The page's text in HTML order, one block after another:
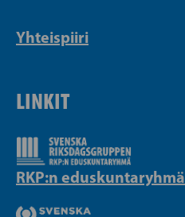
Yhteispiiri
LINKIT
RKP:n eduskuntaryhmä